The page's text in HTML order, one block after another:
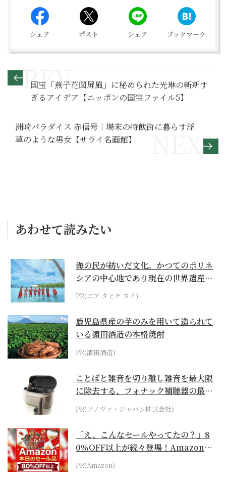
シェア ポスト シェア ブックマーク
国宝「燕子花図屏風」に秘められた光琳の斬新す
ぎるアイデア【ニッポンの国宝ファイル5】
洲崎パラダイス 赤信号｜場末の特飲街に暮らす浮
草のような男女【サライ名画館】
あわせて読みたい
海の民が紡いだ文化。かつてのポリネ
シアの中心地であり現在の世界遺産か
らみえてくる...
PR(エア タヒチ ヌイ)
鹿児島県産の芋のみを用いて造られて
いる濵田酒造の本格焼酎
PR(濵田酒造)
ことばと雑音を切り離し雑音を最大限
に除去する、フォナック補聴器の最上
位モデル
PR(ソノヴァ・ジャパン株式会社)
「え、こんなセールやってたの？」8
0％OFF以上が続々登場！Amazonの
本気が...
PR(Amazon)